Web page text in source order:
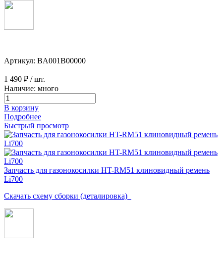
Артикул: BA001B00000
1 490 ₽ / шт.
Наличие: много
В корзину
Подробнее
Быстрый просмотр
Запчасть для газонокосилки HT-RM51 клиновидный ремень
Li700
Скачать схему сборки (деталировка)